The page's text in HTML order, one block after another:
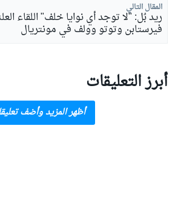
المقال التالي
ريد بُل: "لا توجد أي نوايا خلف" اللقاء
فيرستابن وتوتو وولف في مونتريال
أبرز التعليقات
أظهر المزيد وأضف